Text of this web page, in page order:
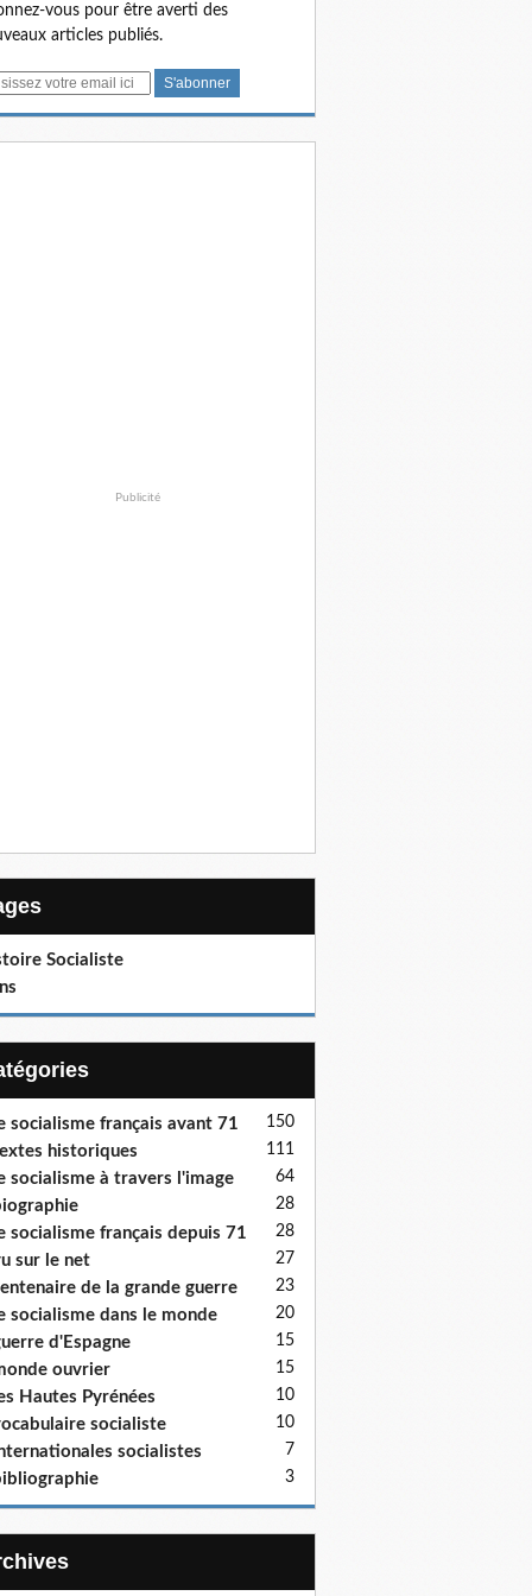
vous pour être averti des
articles publiés.
Publicité
Socialiste
socialisme français avant 71 150
historiques 111
socialisme à travers l'image 64
28
socialisme français depuis 71 28
sur le net 27
de la grande guerre 23
socialisme dans le monde 20
d'Espagne 15
ouvrier 15
Hautes Pyrénées 10
socialiste 10
socialistes 7
3